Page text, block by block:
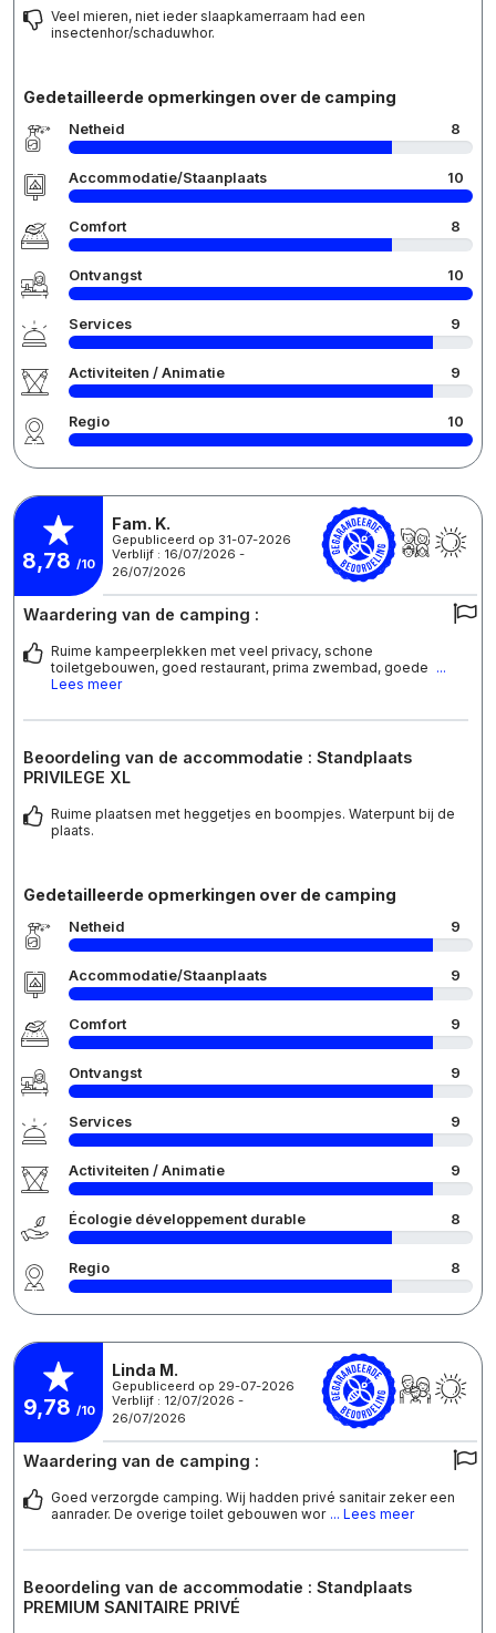
Veel mieren, niet ieder slaapkamerraam had een
insectenhor/schaduwhor.
Gedetailleerde opmerkingen over de camping
Netheid 8
Accommodatie/Staanplaats 10
Comfort 8
Ontvangst 10
Services 9
Activiteiten / Animatie 9
Regio 10
8,78 /10
Fam. K.
Gepubliceerd op 31-07-2026
Verblijf : 16/07/2026 -
26/07/2026
Waardering van de camping :
Ruime kampeerplekken met veel privacy, schone
toiletgebouwen, goed restaurant, prima zwembad, goede ...
Lees meer
Beoordeling van de accommodatie : Standplaats
PRIVILEGE XL
Ruime plaatsen met heggetjes en boompjes. Waterpunt bij de
plaats.
Gedetailleerde opmerkingen over de camping
Netheid 9
Accommodatie/Staanplaats 9
Comfort 9
Ontvangst 9
Services 9
Activiteiten / Animatie 9
Écologie développement durable 8
Regio 8
9,78 /10
Linda M.
Gepubliceerd op 29-07-2026
Verblijf : 12/07/2026 -
26/07/2026
Waardering van de camping :
Goed verzorgde camping. Wij hadden privé sanitair zeker een
aanrader. De overige toilet gebouwen wor ... Lees meer
Beoordeling van de accommodatie : Standplaats
PREMIUM SANITAIRE PRIVÉ